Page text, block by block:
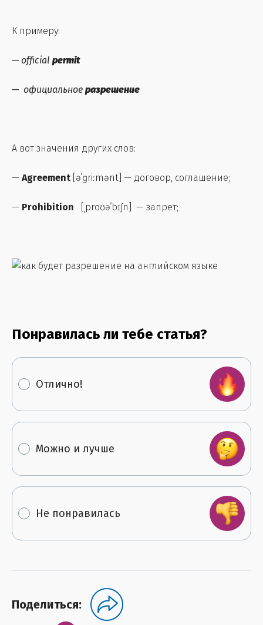
К примеру:
— official permit
— официальное разрешение
А вот значения других слов:
— Agreement [əˈɡriːmənt] — договор, соглашение;
— Prohibition [ˌproʊəˈbɪʃn] — запрет;
Понравилась ли тебе статья?
Отлично!
Можно и лучше
Не понравилась
Поделиться: